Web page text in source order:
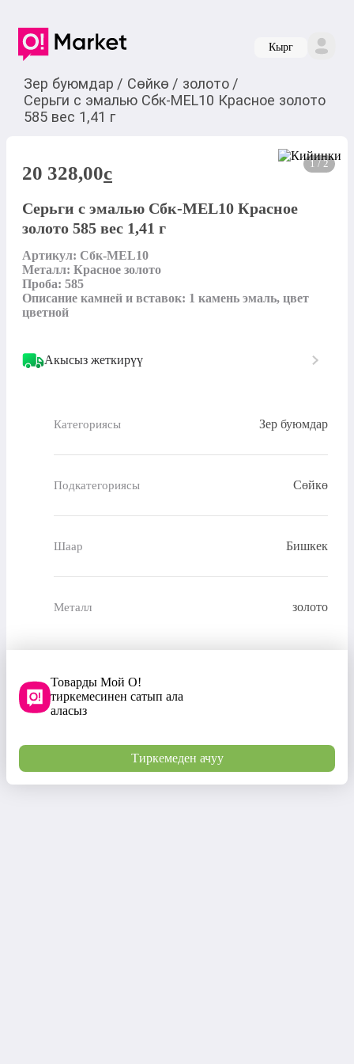
Кырг
Зер буюмдар / Сөйкө / золото /
Серьги с эмалью Сбк-MEL10 Красное золото
585 вес 1,41 г
1 / 2
20 328,00c
Серьги с эмалью Сбк-MEL10 Красное
золото 585 вес 1,41 г
Артикул: Сбк-MEL10
Металл: Красное золото
Проба: 585
Описание камней и вставок: 1 камень эмаль, цвет
цветной
Акысыз жеткирүү
Категориясы Зер буюмдар
Подкатегориясы Сөйкө
Шаар Бишкек
Металл золото
Товарды Мой О!
тиркемесинен сатып ала
аласыз
Тиркемеден ачуу